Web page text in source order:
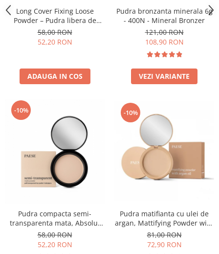
Long Cover Fixing Loose
Powder – Pudra libera de
fixare
58,00 RON
52,20 RON
ADAUGA IN COS
Pudra bronzanta minerala 6g
- 400N - Mineral Bronzer
121,00 RON
108,90 RON
VEZI VARIANTE
-10%
Pudra compacta semi-
transparenta mata, Absolut
Revelation Serie 1A, 9g
58,00 RON
52,20 RON
-10%
Pudra matifianta cu ulei de
argan, Mattifying Powder with
argan oil - 8g
81,00 RON
72,90 RON